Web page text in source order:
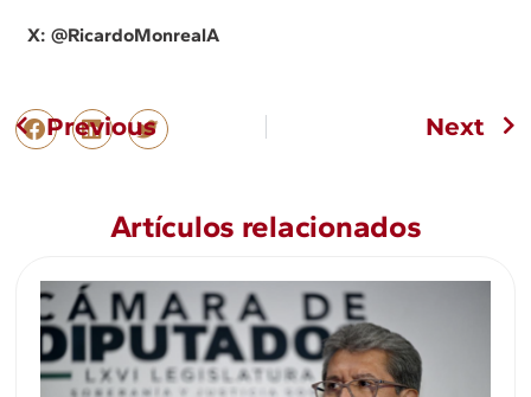
X: @RicardoMonrealA
Previous Next
Artículos relacionados